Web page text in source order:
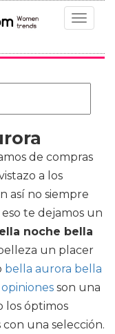
Toggle
de compras
a los
así no siempre
te dejamos un
noche bella
un placer
bella aurora bella
son una
los óptimos
una selección.